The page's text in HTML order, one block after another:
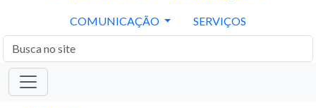
COMUNICAÇÃO SERVIÇOS